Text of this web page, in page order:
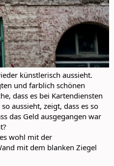
künstlerisch aussieht.
und farblich schönen
dass es bei Kartendiensten
aussieht, zeigt, dass es so
das Geld ausgegangen war
wohl mit der
mit dem blanken Ziegel